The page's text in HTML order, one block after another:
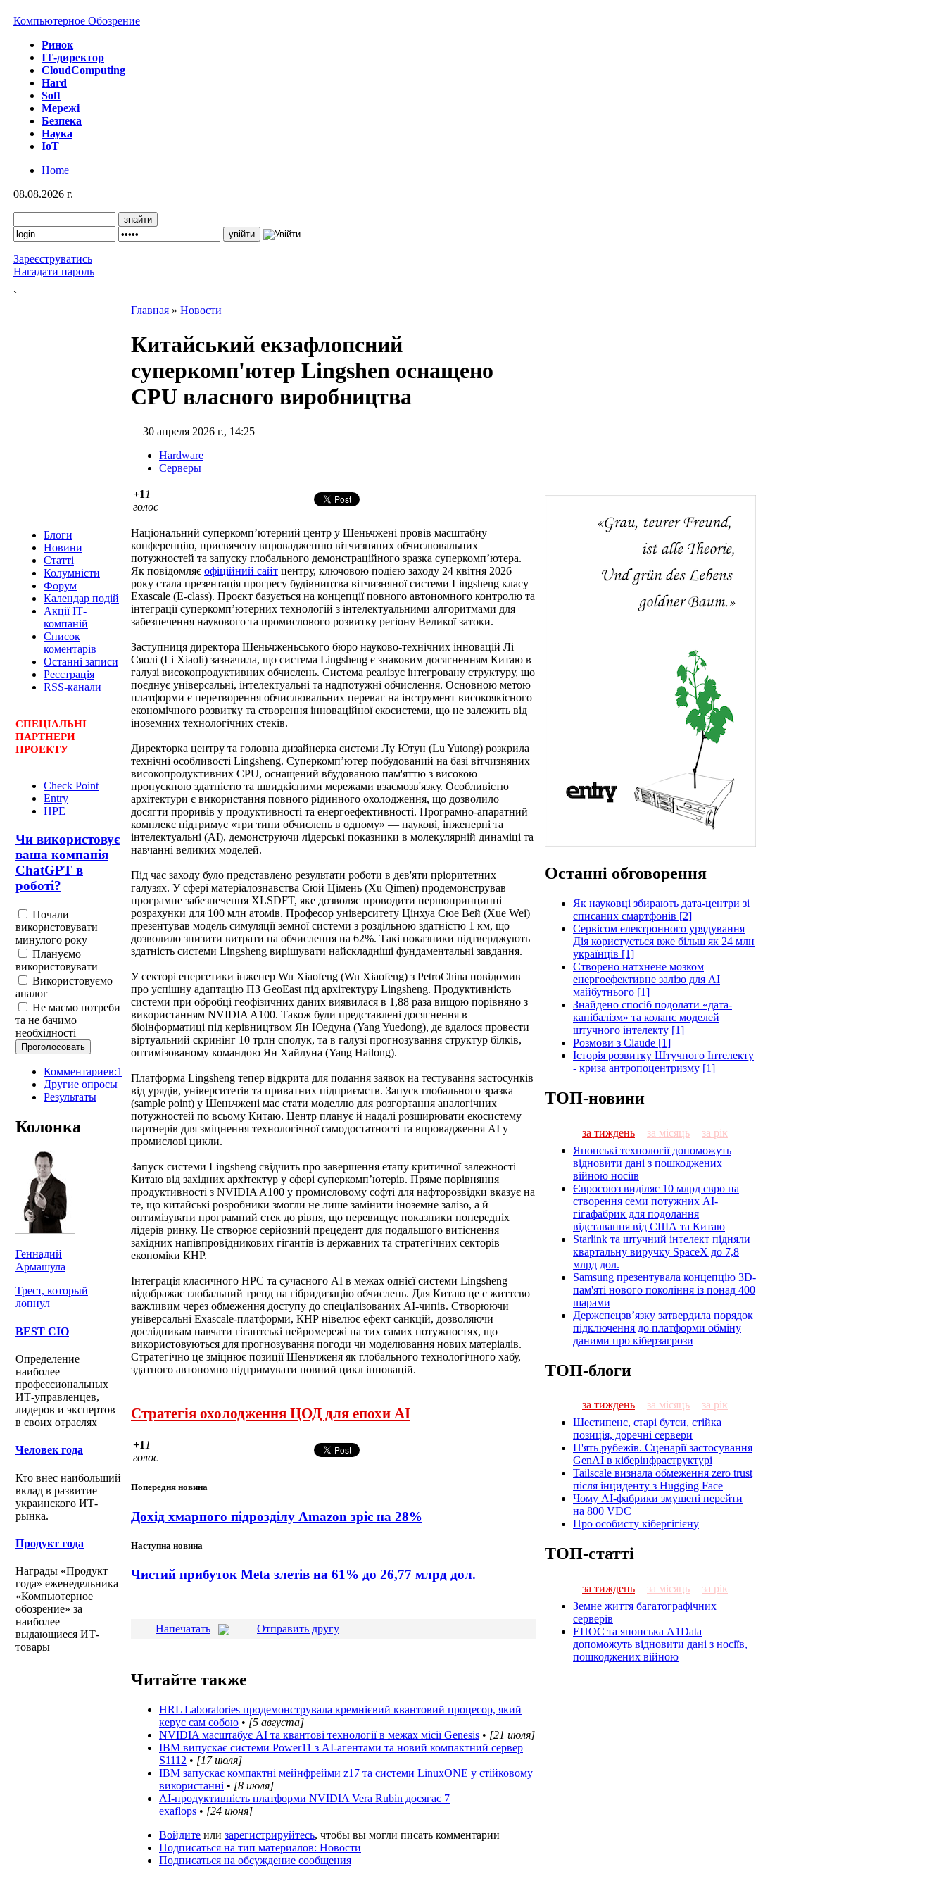
Компьютерное Обозрение
Ринок
IТ-директор
CloudComputing
Hard
Soft
Мережі
Безпека
Наука
IoT
Home
08.08.2026 г.
Зареєструватись
Нагадати пароль
`
Блоги
Новини
Статті
Колумністи
Форум
Календар подій
Акції ІТ-
компаній
Список
коментарів
Останні записи
Реєстрація
RSS-канали
СПЕЦІАЛЬНІ
ПАРТНЕРИ
ПРОЕКТУ
Check Point
Entry
HPE
Чи використовує
ваша компанія
ChatGPT в
роботі?
Почали
використовувати
минулого року
Плануємо
використовувати
Використовуємо
аналог
Не маємо потреби
та не бачимо
необхідності
Комментариев:1
Другие опросы
Результаты
Колонка
Геннадий
Армашула
Трест, который
лопнул
BEST CIO
Определение
наиболее
профессиональных
ИТ-управленцев,
лидеров и экспертов
в своих отраслях
Человек года
Кто внес наибольший
вклад в развитие
украинского ИТ-
рынка.
Продукт года
Награды «Продукт
года» еженедельника
«Компьютерное
обозрение» за
наиболее
выдающиеся ИТ-
товары
Главная » Новости
Китайський екзафлопсний
суперкомп'ютер Lingshen оснащено
CPU власного виробництва
30 апреля 2026 г., 14:25
Hardware
Серверы
+1 1
голос
Національний суперкомп’ютерний центр у Шеньчжені провів масштабну
конференцію, присвячену впровадженню вітчизняних обчислювальних
потужностей та запуску глобального демонстраційного зразка суперкомп’ютера.
Як повідомляє офіційний сайт центру, ключовою подією заходу 24 квітня 2026
року стала презентація прогресу будівництва вітчизняної системи Lingsheng класу
Exascale (E-class). Проєкт базується на концепції повного автономного контролю та
інтеграції суперкомп’ютерних технологій з інтелектуальними алгоритмами для
забезпечення наукового та промислового розвитку регіону Великої затоки.
Заступниця директора Шеньчженьського бюро науково-технічних інновацій Лі
Сяолі (Li Xiaoli) зазначила, що система Lingsheng є знаковим досягненням Китаю в
галузі високопродуктивних обчислень. Система реалізує інтегровану структуру, що
поєднує універсальні, інтелектуальні та надпотужні обчислення. Основною метою
платформи є перетворення обчислювальних переваг на інструмент високоякісного
економічного розвитку та створення інноваційної екосистеми, що не залежить від
іноземних технологічних стеків.
Директорка центру та головна дизайнерка системи Лу Ютун (Lu Yutong) розкрила
технічні особливості Lingsheng. Суперкомп’ютер побудований на базі вітчизняних
високопродуктивних CPU, оснащений вбудованою пам'яттю з високою
пропускною здатністю та швидкісними мережами взаємозв'язку. Особливістю
архітектури є використання повного рідинного охолодження, що дозволило
досягти проривів у продуктивності та енергоефективності. Програмно-апаратний
комплекс підтримує «три типи обчислень в одному» — наукові, інженерні та
інтелектуальні (AI), демонструючи лідерські показники в молекулярній динаміці та
навчанні великих моделей.
Під час заходу було представлено результати роботи в дев'яти пріоритетних
галузях. У сфері матеріалознавства Сюй Цімень (Xu Qimen) продемонстрував
програмне забезпечення XLSDFT, яке дозволяє проводити першопринципні
розрахунки для 100 млн атомів. Професор університету Цінхуа Сюе Вей (Xue Wei)
презентував модель симуляції земної системи з роздільною здатністю 1 км, що
дозволило знизити витрати на обчислення на 62%. Такі показники підтверджують
здатність системи Lingsheng вирішувати найскладніші фундаментальні завдання.
У секторі енергетики інженер Wu Xiaofeng (Wu Xiaofeng) з PetroChina повідомив
про успішну адаптацію ПЗ GeoEast під архітектуру Lingsheng. Продуктивність
системи при обробці геофізичних даних виявилася в 1,88 раза вищою порівняно з
використанням NVIDIA A100. Також були представлені досягнення в
біоінформатиці під керівництвом Ян Юедуна (Yang Yuedong), де вдалося провести
віртуальний скринінг 10 трлн сполук, та в галузі прогнозування структур білків,
оптимізованому командою Ян Хайлуна (Yang Hailong).
Платформа Lingsheng тепер відкрита для подання заявок на тестування застосунків
від урядів, університетів та приватних підприємств. Запуск глобального зразка
(sample point) у Шеньчжені має стати моделлю для розгортання аналогічних
потужностей по всьому Китаю. Центр планує й надалі розширювати екосистему
партнерів для зміцнення технологічної самодостатності та впровадження AI у
промислові цикли.
Запуск системи Lingsheng свідчить про завершення етапу критичної залежності
Китаю від західних архітектур у сфері суперкомп’ютерів. Пряме порівняння
продуктивності з NVIDIA A100 у промисловому софті для нафторозвідки вказує на
те, що китайські розробники змогли не лише замінити іноземне залізо, а й
оптимізувати програмний стек до рівня, що перевищує показники попередніх
лідерів ринку. Це створює серйозний прецедент для подальшого витіснення
західних напівпровідникових гігантів із державних та стратегічних секторів
економіки КНР.
Інтеграція класичного HPC та сучасного АІ в межах однієї системи Lingsheng
відображає глобальний тренд на гібридизацію обчислень. Для Китаю це є життєво
важливим через обмеження доступу до спеціалізованих АІ-чипів. Створюючи
універсальні Exascale-платформи, КНР нівелює ефект санкцій, дозволяючи
дослідникам навчати гігантські нейромережі на тих самих потужностях, що
використовуються для прогнозування погоди чи моделювання нових матеріалів.
Стратегічно це зміцнює позиції Шеньчженя як глобального технологічного хабу,
здатного автономно підтримувати повний цикл інновацій.
Стратегія охолодження ЦОД для епохи AI
+1 1
голос
Попередня новина
Дохід хмарного підрозділу Amazon зріс на 28%
Наступна новина
Чистий прибуток Meta злетів на 61% до 26,77 млрд дол.
Напечатать Отправить другу
Читайте также
HRL Laboratories продемонструвала кремнієвий квантовий процесор, який
керує сам собою • [5 августа]
NVIDIA масштабує AI та квантові технології в межах місії Genesis • [21 июля]
IBM випускає системи Power11 з AI-агентами та новий компактний сервер
S1112 • [17 июля]
IBM запускає компактні мейнфрейми z17 та системи LinuxONE у стійковому
використанні • [8 июля]
AI-продуктивність платформи NVIDIA Vera Rubin досягає 7
exaflops • [24 июня]
Войдите или зарегистрируйтесь, чтобы вы могли писать комментарии
Подписаться на тип материалов: Новости
Подписаться на обсуждение сообщения
Останні обговорення
Як науковці збирають дата-центри зі
списаних смартфонів [2]
Сервісом електронного урядування
Дія користується вже більш як 24 млн
українців [1]
Створено натхнене мозком
енергоефективне залізо для AI
майбутнього [1]
Знайдено спосіб подолати «дата-
канібалізм» та колапс моделей
штучного інтелекту [1]
Розмови з Claude [1]
Історія розвитку Штучного Інтелекту
- криза антропоцентризму [1]
ТОП-новини
за тиждень за місяць
за рік
Японські технології допоможуть
відновити дані з пошкоджених
війною носіїв
Євросоюз виділяє 10 млрд євро на
створення семи потужних AI-
гігафабрик для подолання
відставання від США та Китаю
Starlink та штучний інтелект підняли
квартальну виручку SpaceX до 7,8
млрд дол.
Samsung презентувала концепцію 3D-
пам'яті нового покоління із понад 400
шарами
Держспецзв’язку затвердила порядок
підключення до платформи обміну
даними про кіберзагрози
ТОП-блоги
за тиждень за місяць
за рік
Шестипенс, старі бутси, стійка
позиція, доречні сервери
П'ять рубежів. Сценарії застосування
GenAI в кіберінфраструктурі
Tailscale визнала обмеження zero trust
після інциденту з Hugging Face
Чому AI-фабрики змушені перейти
на 800 VDC
Про особисту кібергігієну
ТОП-статті
за тиждень за місяць
за рік
Земне життя багатографічних
серверів
ЕПОС та японська A1Data
допоможуть відновити дані з носіїв,
пошкоджених війною